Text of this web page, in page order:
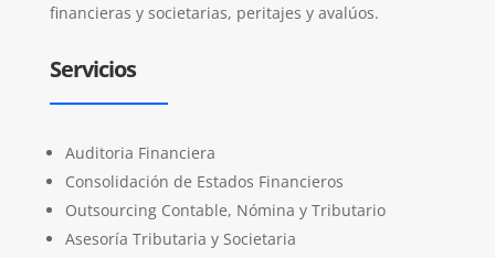
financieras y societarias, peritajes y avalúos.
Servicios
Auditoria Financiera
Consolidación de Estados Financieros
Outsourcing Contable, Nómina y Tributario
Asesoría Tributaria y Societaria